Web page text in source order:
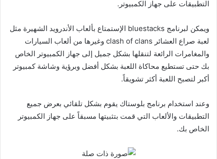
التطبيقات على جهاز الكمبيوتر.
ويمكن لبرنامج bluestacks الإستمتاع بألعاب الأندرويد الشهيرة مثل
لعبة صراع العشائر clash of clans وغيرها من ألعاب السيارات
والمغامرات الرائعة لتنقلها بشكل جميل إلى جهاز الكمبيوتر الخاص
بك حتى تستطيع محاكاة اللعبة بشكل أفضل وبرؤية وشاشة كمبيوتر
أكبر لتصبح اللعبة أكثر تشويقاً.
وعند استخدام برنامج بلوستاك يقوم بشكل تلقائي بعرض جميع
التطبيقات والألعاب التي قمت بتثبيتها مسبقاً على جهاز الكمبيوتر
الخاص بك.